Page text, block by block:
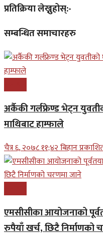
प्रतिक्रिया लेख्नुहोस्:-
सम्बन्धित समाचारहरु
अर्कैकी गर्लफ्रेण्ड भेट्न
माथिबाट हाम्फाले
चैत्र ६, २०७८ ११;४२ बिहान
एमसीसीका आयोजनाको
रुपैयाँ खर्च, छिटै निर्माणको